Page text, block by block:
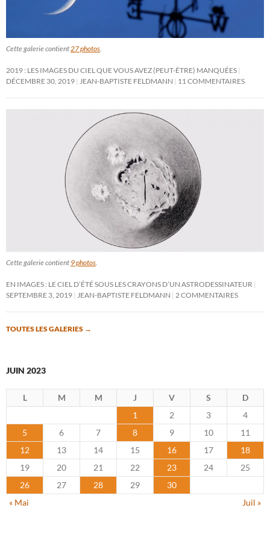
Cette galerie contient27 photos.
2019 : LES IMAGES DU CIEL QUE VOUS AVEZ (PEUT-ÊTRE) MANQUÉES
DÉCEMBRE 30, 2019 JEAN-BAPTISTE FELDMANN 11 COMMENTAIRES
Cette galerie contient 9 photos
EN IMAGES : LE CIEL D’ÉTÉ SOUS LES CRAYONS D’UN ASTRODESSINATEUR
SEPTEMBRE 3, 2019
JEAN-BAPTISTE FELDMANN 2 COMMENTAIRES
TOUTES LES GALERIES →
JUIN 2023
L M M J V S
D
1
2 3
4
5
6 7 8 9 10
11
12
13 14 15 16 17
18
19
20 21 22 23 24
25
26
27 28 29
30
« Mai
Juil »